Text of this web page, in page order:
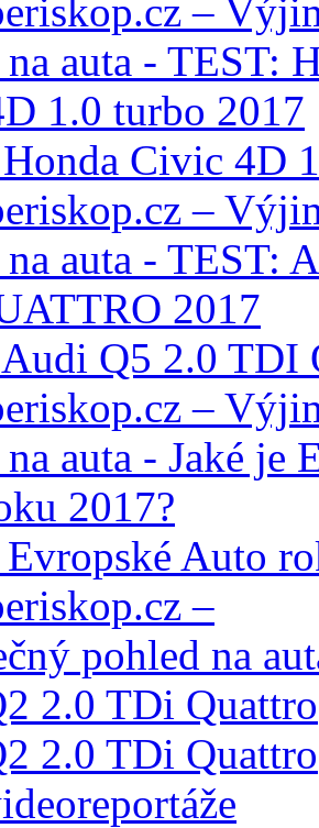
Civic 4D
Q5 2.0 TDI
Evropské Auto
2.0 TDi Quattro